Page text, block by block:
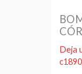
Deja